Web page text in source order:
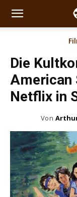
Die
American
Netflix in
Von